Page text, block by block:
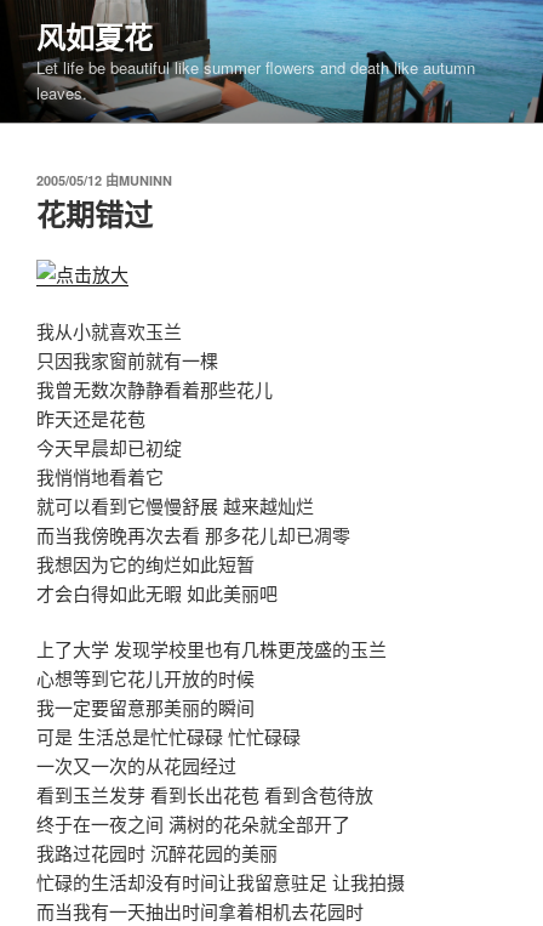
风如夏花
Let life be beautiful like summer flowers and death like autumn
leaves.
发
布
于
2005/05/12 由MUNINN
花期错过
我从小就喜欢玉兰
只因我家窗前就有一棵
我曾无数次静静看着那些花儿
昨天还是花苞
今天早晨却已初绽
我悄悄地看着它
就可以看到它慢慢舒展 越来越灿烂
而当我傍晚再次去看 那多花儿却已凋零
我想因为它的绚烂如此短暂
才会白得如此无暇 如此美丽吧
上了大学 发现学校里也有几株更茂盛的玉兰
心想等到它花儿开放的时候
我一定要留意那美丽的瞬间
可是 生活总是忙忙碌碌 忙忙碌碌
一次又一次的从花园经过
看到玉兰发芽 看到长出花苞 看到含苞待放
终于在一夜之间 满树的花朵就全部开了
我路过花园时 沉醉花园的美丽
忙碌的生活却没有时间让我留意驻足 让我拍摄
而当我有一天抽出时间拿着相机去花园时